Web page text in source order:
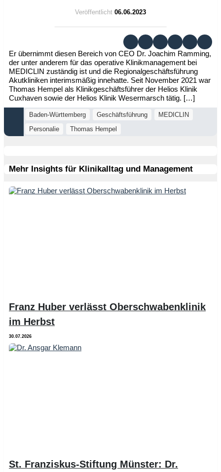
Veröffentlicht 06.06.2023
Er übernimmt diesen Bereich von CEO Dr. Joachim Ramming,
der unter anderem für das operative Klinikmanagement bei
MEDICLIN zuständig ist und die Regionalgeschäftsführung
Akutkliniken interimsmäßig innehatte. Seit November 2021 war
Thomas Hempel als Klinikgeschäftsführer der Helios Klinik
Cuxhaven sowie der Helios Klinik Wesermarsch tätig. […]
Baden-Württemberg Geschäftsführung
MEDICLIN
Personalie
Thomas Hempel
Mehr Insights für Klinikalltag und Management
Franz Huber verlässt Oberschwabenklinik
im Herbst
30.07.2026
St. Franziskus-Stiftung Münster: Dr.